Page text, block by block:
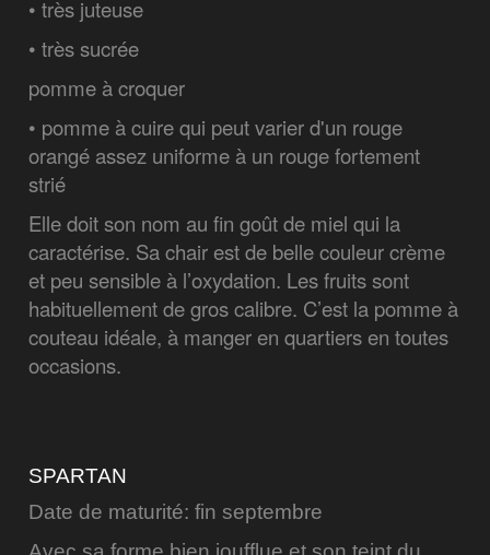
• très juteuse
• très sucrée
pomme à croquer
• pomme à cuire qui peut varier d'un rouge
orangé assez uniforme à un rouge fortement
strié
Elle doit son nom au fin goût de miel qui la
caractérise. Sa chair est de belle couleur crème
et peu sensible à l’oxydation. Les fruits sont
habituellement de gros calibre. C’est la pomme à
couteau idéale, à manger en quartiers en toutes
occasions.
SPARTAN
Date de maturité: fin septembre